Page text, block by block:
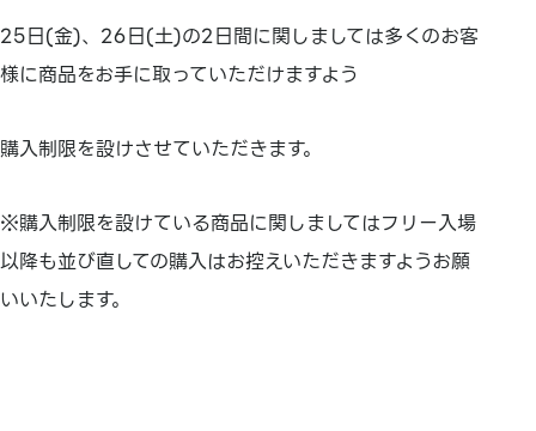
25日(金)、26日(土)の2日間に関しましては多くのお客
様に商品をお手に取っていただけますよう
購入制限を設けさせていただきます。
※購入制限を設けている商品に関しましてはフリー入場
以降も並び直しての購入はお控えいただきますようお願
いいたします。